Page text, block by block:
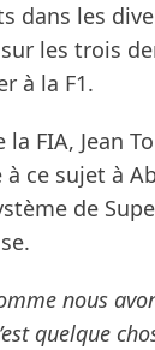
dans les
les trois
à la F1.
la FIA, Jean
ce sujet à
de
nous
quelque